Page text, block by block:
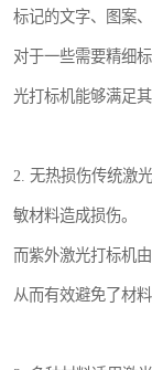
标记的文字、图案
对于一些需要精细
光打标机能够满足
2. 无热损伤传统激
敏材料造成损伤。
而紫外激光打标机
从而有效避免了材